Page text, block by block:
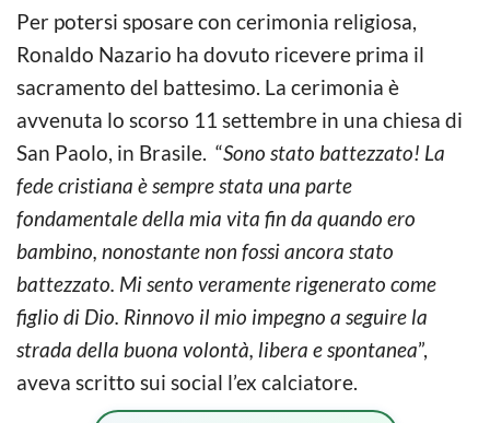
Per potersi sposare con cerimonia religiosa,
Ronaldo Nazario ha dovuto ricevere prima il
sacramento del battesimo. La cerimonia è
avvenuta lo scorso 11 settembre in una chiesa di
San Paolo, in Brasile. “Sono stato battezzato! La
fede cristiana è sempre stata una parte
fondamentale della mia vita fin da quando ero
bambino, nonostante non fossi ancora stato
battezzato. Mi sento veramente rigenerato come
figlio di Dio. Rinnovo il mio impegno a seguire la
strada della buona volontà, libera e spontanea”,
aveva scritto sui social l’ex calciatore.